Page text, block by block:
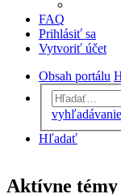
FAQ
Prihlásiť sa
Vytvoriť účet
Obsah portálu
vyhľadávanie
Hľadať
Aktívne témy